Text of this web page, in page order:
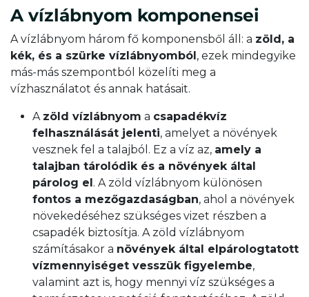
A vízlábnyom komponensei
A vízlábnyom három fő komponensből áll: a zöld, a
kék, és a szürke vízlábnyomból , ezek mindegyike
más-más szempontból közelíti meg a
vízhasználatot és annak hatásait.
A zöld vízlábnyom a csapadékvíz
felhasználását jelenti, amelyet a növények
vesznek fel a talajból. Ez a víz az, amely a
talajban tárolódik és a növények által
párolog el . A zöld vízlábnyom különösen
fontos a mezőgazdaságban, ahol a növények
növekedéséhez szükséges vizet részben a
csapadék biztosítja. A zöld vízlábnyom
számításakor a növények által elpárologtatott
vízmennyiséget vesszük figyelembe,
valamint azt is, hogy mennyi víz szükséges a